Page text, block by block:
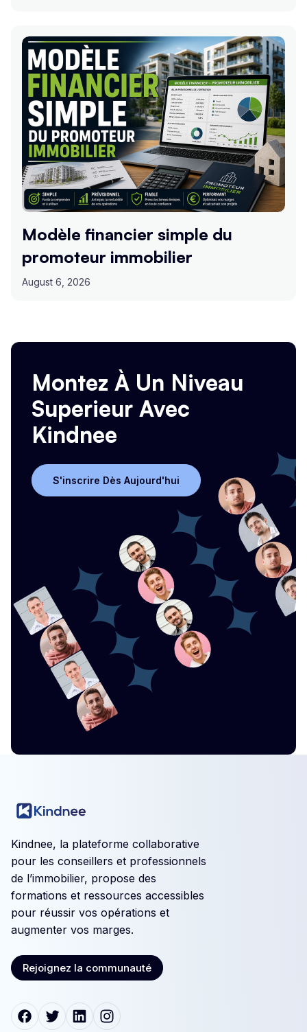
Modèle financier simple du
promoteur immobilier
August 6, 2026
Montez À Un Niveau
Superieur Avec
Kindnee
S'inscrire Dès Aujourd'hui
S'inscrire Dès Aujourd'hui
Kindnee, la plateforme collaborative
pour les conseillers et professionnels
de l’immobilier, propose des
formations et ressources accessibles
pour réussir vos opérations et
augmenter vos marges.
Rejoignez la communauté
Rejoignez la communauté